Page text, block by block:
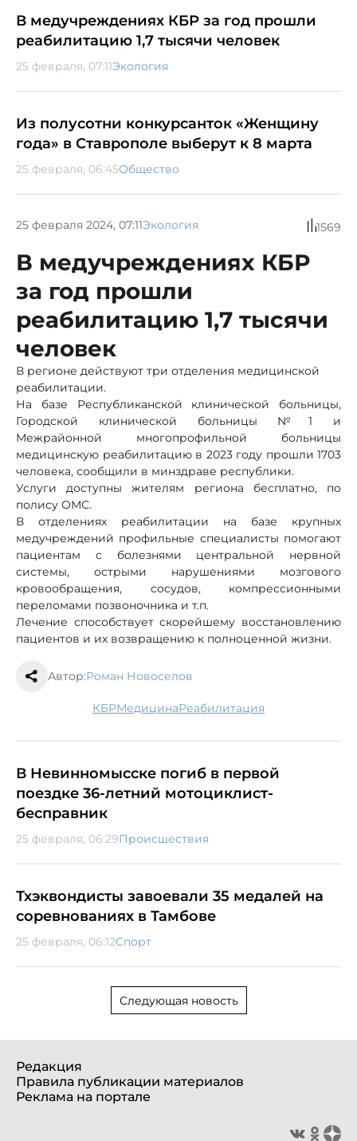
В медучреждениях КБР за год прошли
реабилитацию 1,7 тысячи человек
25 февраля, 07:11Экология
Из полусотни конкурсанток «Женщину
года» в Ставрополе выберут к 8 марта
25 февраля, 06:45Общество
25 февраля 2024, 07:11Экология 1569
В медучреждениях КБР
за год прошли
реабилитацию 1,7 тысячи
человек
В регионе действуют три отделения медицинской
реабилитации.
На базе Республиканской клинической больницы,
Городской клинической больницы №1 и
Межрайонной многопрофильной больницы
медицинскую реабилитацию в 2023 году прошли 1703
человека, сообщили в минздраве республики.
Услуги доступны жителям региона бесплатно, по
полису ОМС.
В отделениях реабилитации на базе крупных
медучреждений профильные специалисты помогают
пациентам с болезнями центральной нервной
системы, острыми нарушениями мозгового
кровообращения, сосудов, компрессионными
переломами позвоночника и т.п.
Лечение способствует скорейшему восстановлению
пациентов и их возвращению к полноценной жизни.
Автор:Роман Новоселов
КБР медицина реабилитация
В Невинномысске погиб в первой
поездке 36-летний мотоциклист-
бесправник
25 февраля, 06:29Происшествия
Тхэквондисты завоевали 35 медалей на
соревнованиях в Тамбове
25 февраля, 06:12Спорт
Следующая новость
Редакция
Правила публикации материалов
Реклама на портале